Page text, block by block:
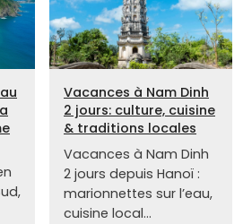
Vacances à Nam Dinh
2 jours: culture, cuisine
& traditions locales
Vacances à Nam Dinh
2 jours depuis Hanoï :
marionnettes sur l’eau,
cuisine local...